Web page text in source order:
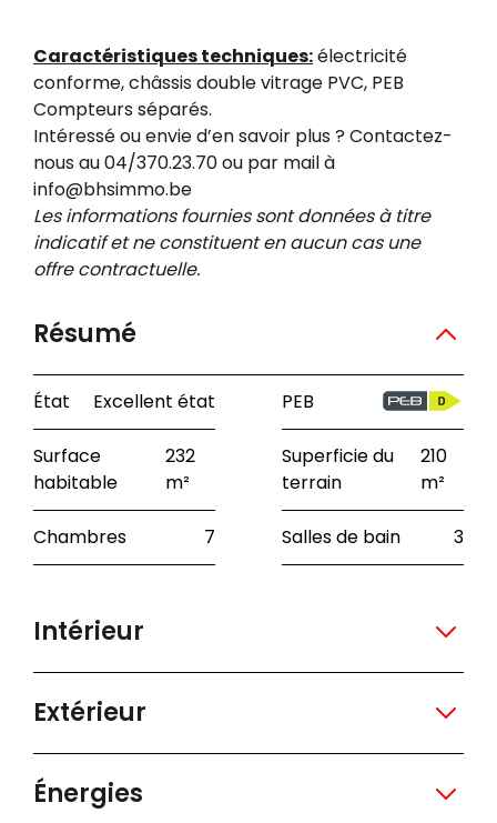
Caractéristiques techniques:électricité
conforme, châssis double vitrage PVC, PEB
Compteurs séparés.
Intéressé ou envie d’en savoir plus ? Contactez-
nous au 04/370.23.70 ou par mail à
info@bhsimmo.be
Les informations fournies sont données à titre
indicatif et ne constituent en aucun cas une
offre contractuelle.
Résumé
État Excellent état PEB
Surface
habitable
232
m²
Superficie du
terrain
210
m²
Chambres 7 Salles de bain 3
Intérieur
Extérieur
Énergies